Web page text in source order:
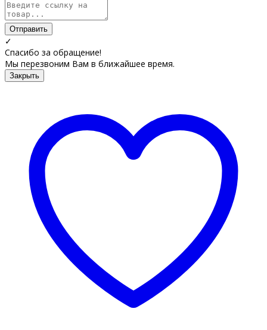
Отправить
✓
Спасибо за обращение!
Мы перезвоним Вам в ближайшее время.
Закрыть